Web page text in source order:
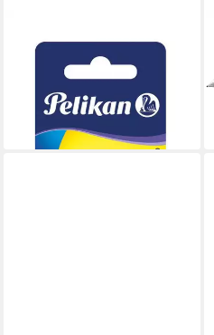
Füller Pelikan Füllhalter Twist,
Neon Gelb, Feder M,
universell für Rechts- u
ab 14,74 €
lieferbar in 3 Wochen